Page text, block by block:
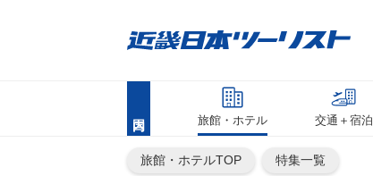
旅館・ホテル 交通＋宿泊
旅館・ホテルTOP 特集一覧